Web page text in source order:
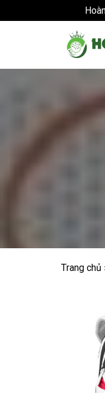
Trang chủ